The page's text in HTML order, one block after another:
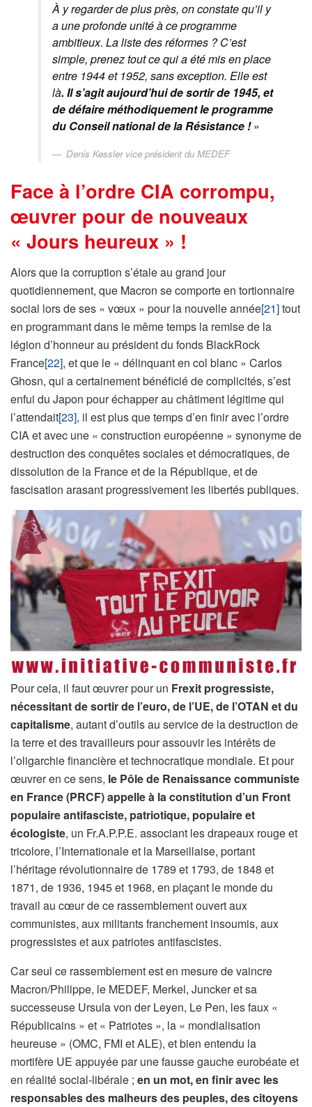
À y regarder de plus près, on constate qu’il y
a une profonde unité à ce programme
ambitieux. La liste des réformes ? C’est
simple, prenez tout ce qui a été mis en place
entre 1944 et 1952, sans exception. Elle est
là. Il s’agit aujourd’hui de sortir de 1945, et
de défaire méthodiquement le programme
du Conseil national de la Résistance !»
Denis Kessler vice président du MEDEF
Face à l’ordre CIA corrompu,
œuvrer pour de nouveaux
« Jours heureux » !
Alors que la corruption s’étale au grand jour
quotidiennement, que Macron se comporte en tortionnaire
social lors de ses « vœux » pour la nouvelle année[21]tout
en programmant dans le même temps la remise de la
légion d’honneur au président du fonds BlackRock
France[22], et que le « délinquant en col blanc » Carlos
Ghosn, qui a certainement bénéficié de complicités, s’est
enfui du Japon pour échapper au châtiment légitime qui
l’attendait[23], il est plus que temps d’en finir avec l’ordre
CIA et avec une « construction européenne » synonyme de
destruction des conquêtes sociales et démocratiques, de
dissolution de la France et de la République, et de
fascisation arasant progressivement les libertés publiques.
Pour cela, il faut œuvrer pour un Frexit progressiste,
nécessitant de sortir de l’euro, de l’UE, de l’OTAN et du
capitalisme, autant d’outils au service de la destruction de
la terre et des travailleurs pour assouvir les intérêts de
l’oligarchie financière et technocratique mondiale. Et pour
œuvrer en ce sens, le Pôle de Renaissance communiste
en France (PRCF) appelle à la constitution d’un Front
populaire antifasciste, patriotique, populaire et
écologiste, un Fr.A.P.P.E. associant les drapeaux rouge et
tricolore, l’Internationale et la Marseillaise, portant
l’héritage révolutionnaire de 1789 et 1793, de 1848 et
1871, de 1936, 1945 et 1968, en plaçant le monde du
travail au cœur de ce rassemblement ouvert aux
communistes, aux militants franchement insoumis, aux
progressistes et aux patriotes antifascistes.
Car seul ce rassemblement est en mesure de vaincre
Macron/Philippe, le MEDEF, Merkel, Juncker et sa
successeuse Ursula von der Leyen, Le Pen, les faux «
Républicains » et « Patriotes », la « mondialisation
heureuse » (OMC, FMI et ALE), et bien entendu la
mortifère UE appuyée par une fausse gauche eurobéate et
en réalité social-libérale ; en un mot, en finir avec les
responsables des malheurs des peuples, des citoyens